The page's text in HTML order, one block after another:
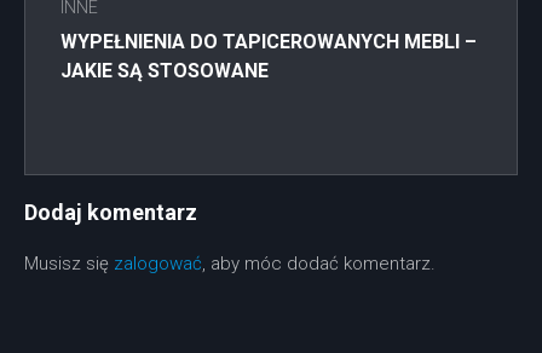
INNE
WYPEŁNIENIA DO TAPICEROWANYCH MEBLI –
JAKIE SĄ STOSOWANE
Dodaj komentarz
Musisz się zalogować, aby móc dodać komentarz.